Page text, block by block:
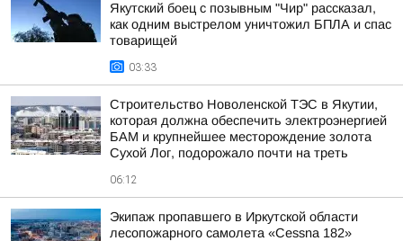
Якутский боец с позывным "Чир" рассказал,
как одним выстрелом уничтожил БПЛА и спас
товарищей
03:33
Строительство Новоленской ТЭС в Якутии,
которая должна обеспечить электроэнергией
БАМ и крупнейшее месторождение золота
Сухой Лог, подорожало почти на треть
06:12
Экипаж пропавшего в Иркутской области
лесопожарного самолета «Cessna 182»